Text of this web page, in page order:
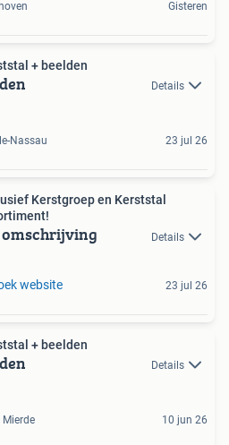
Gisteren
+ beelden
Details
Nassau 23 jul 26
Kerstgroep en Kerststal
Details
website 23 jul 26
+ beelden
Details
Mierde 10 jun 26